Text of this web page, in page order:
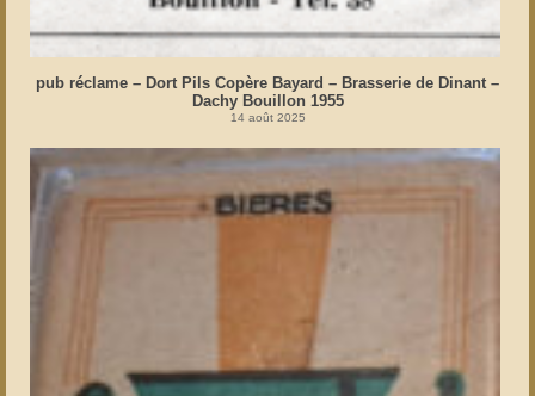
pub réclame – Dort Pils Copère Bayard – Brasserie de Dinant –
Dachy Bouillon 1955
14 août 2025